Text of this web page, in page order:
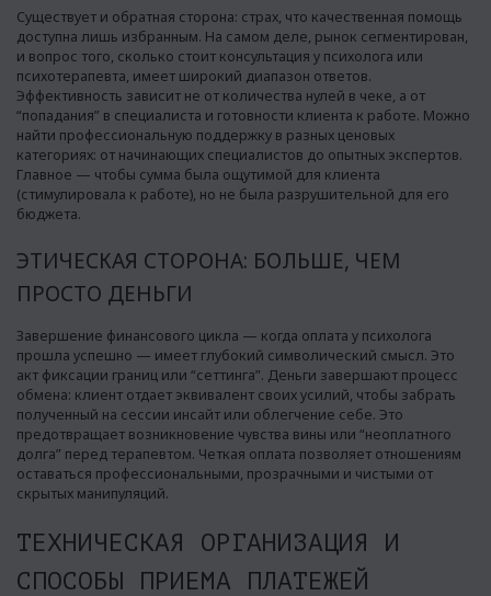
Существует и обратная сторона: страх, что качественная помощь
доступна лишь избранным. На самом деле, рынок сегментирован,
и вопрос того, сколько стоит консультация у психолога или
психотерапевта, имеет широкий диапазон ответов.
Эффективность зависит не от количества нулей в чеке, а от
“попадания” в специалиста и готовности клиента к работе. Можно
найти профессиональную поддержку в разных ценовых
категориях: от начинающих специалистов до опытных экспертов.
Главное — чтобы сумма была ощутимой для клиента
(стимулировала к работе), но не была разрушительной для его
бюджета.
ЭТИЧЕСКАЯ СТОРОНА: БОЛЬШЕ, ЧЕМ
ПРОСТО ДЕНЬГИ
Завершение финансового цикла — когда оплата у психолога
прошла успешно — имеет глубокий символический смысл. Это
акт фиксации границ или “сеттинга”. Деньги завершают процесс
обмена: клиент отдает эквивалент своих усилий, чтобы забрать
полученный на сессии инсайт или облегчение себе. Это
предотвращает возникновение чувства вины или “неоплатного
долга” перед терапевтом. Четкая оплата позволяет отношениям
оставаться профессиональными, прозрачными и чистыми от
скрытых манипуляций.
ТЕХНИЧЕСКАЯ ОРГАНИЗАЦИЯ И
СПОСОБЫ ПРИЕМА ПЛАТЕЖЕЙ